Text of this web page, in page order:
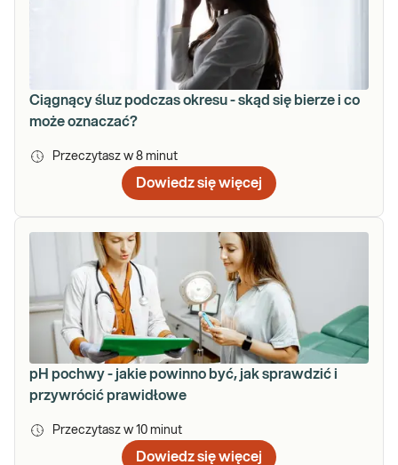
Ciągnący śluz podczas okresu - skąd się bierze i co
może oznaczać?
Przeczytasz w 8 minut
Dowiedz się więcej
pH pochwy - jakie powinno być, jak sprawdzić i
przywrócić prawidłowe
Przeczytasz w 10 minut
Dowiedz się więcej